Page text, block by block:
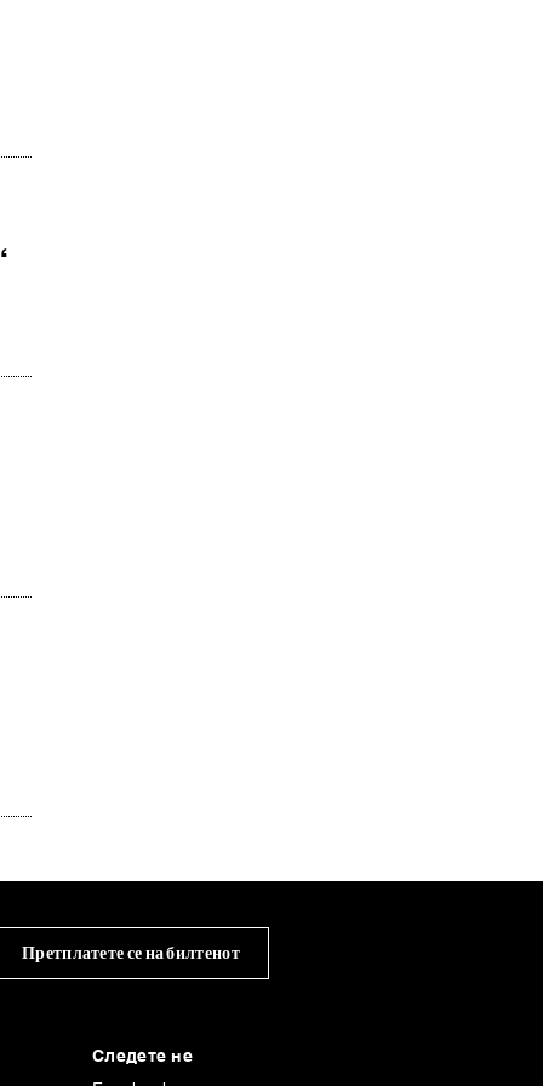
Претплатете се на билтенот
Следете не